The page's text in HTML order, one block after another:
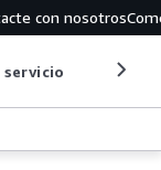
con nosotros
servicio